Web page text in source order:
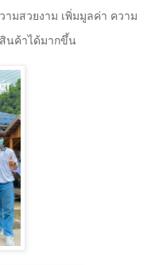
มสวยงาม เพิ่มมูลค่า ความ
นค้าได้มากขึ้น